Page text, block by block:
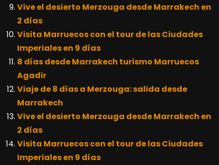
Vive el desierto Merzouga desde Marrakech en
2 días
Visita Marruecos con el tour de las Ciudades
Imperiales en 9 días
8 días desde Marrakech turismo Marruecos
Agadir
Viaje de 8 días a Merzouga: salida desde
Marrakech
Vive el desierto Merzouga desde Marrakech en
2 días
Visita Marruecos con el tour de las Ciudades
Imperiales en 9 días